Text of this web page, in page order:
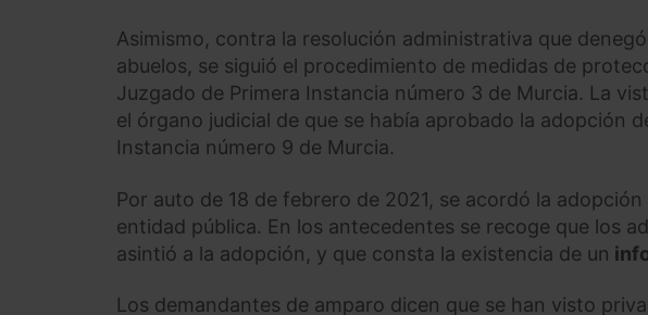
Asimismo, contra la resolución administrativa que
abuelos, se siguió el procedimiento de medidas de
Juzgado de Primera Instancia número 3 de Murcia. La
el órgano judicial de que se había aprobado la adopción
Instancia número 9 de Murcia.
Por auto de 18 de febrero de 2021, se acordó la
entidad pública. En los antecedentes se recoge que los
asintió a la adopción, y que consta la existencia de un
Los demandantes de amparo dicen que se han visto